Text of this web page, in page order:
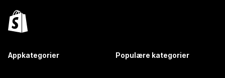
Appkategorier Populære kategorier